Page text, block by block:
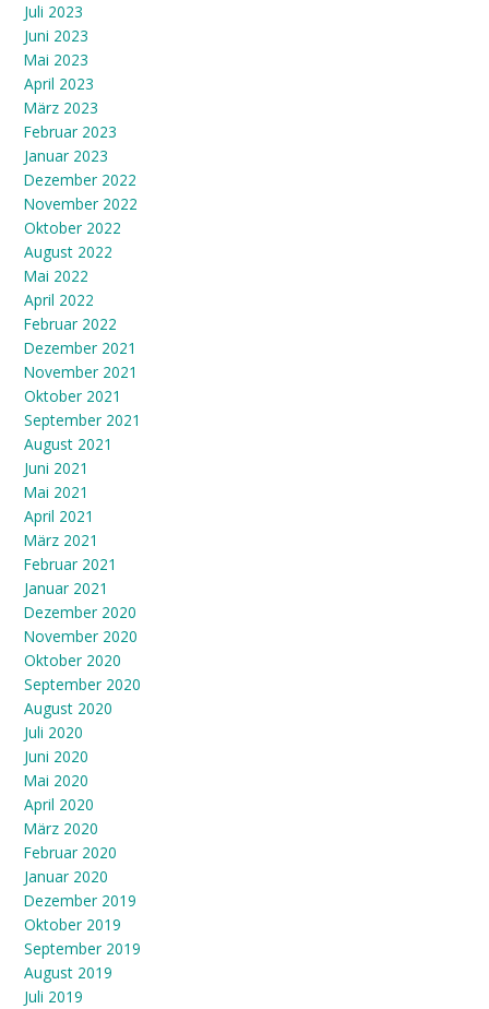
Juli 2023
Juni 2023
Mai 2023
April 2023
März 2023
Februar 2023
Januar 2023
Dezember 2022
November 2022
Oktober 2022
August 2022
Mai 2022
April 2022
Februar 2022
Dezember 2021
November 2021
Oktober 2021
September 2021
August 2021
Juni 2021
Mai 2021
April 2021
März 2021
Februar 2021
Januar 2021
Dezember 2020
November 2020
Oktober 2020
September 2020
August 2020
Juli 2020
Juni 2020
Mai 2020
April 2020
März 2020
Februar 2020
Januar 2020
Dezember 2019
Oktober 2019
September 2019
August 2019
Juli 2019